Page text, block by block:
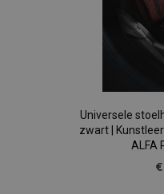
Universele
zwart |
ALFA